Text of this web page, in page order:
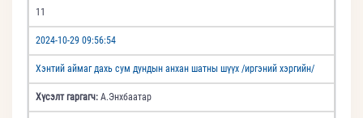
11
2024-10-29 09:56:54
Хэнтий аймаг дахь сум дундын анхан шатны шүүх /иргэний хэргийн/
Хүсэлт гаргагч: А.Энхбаатар